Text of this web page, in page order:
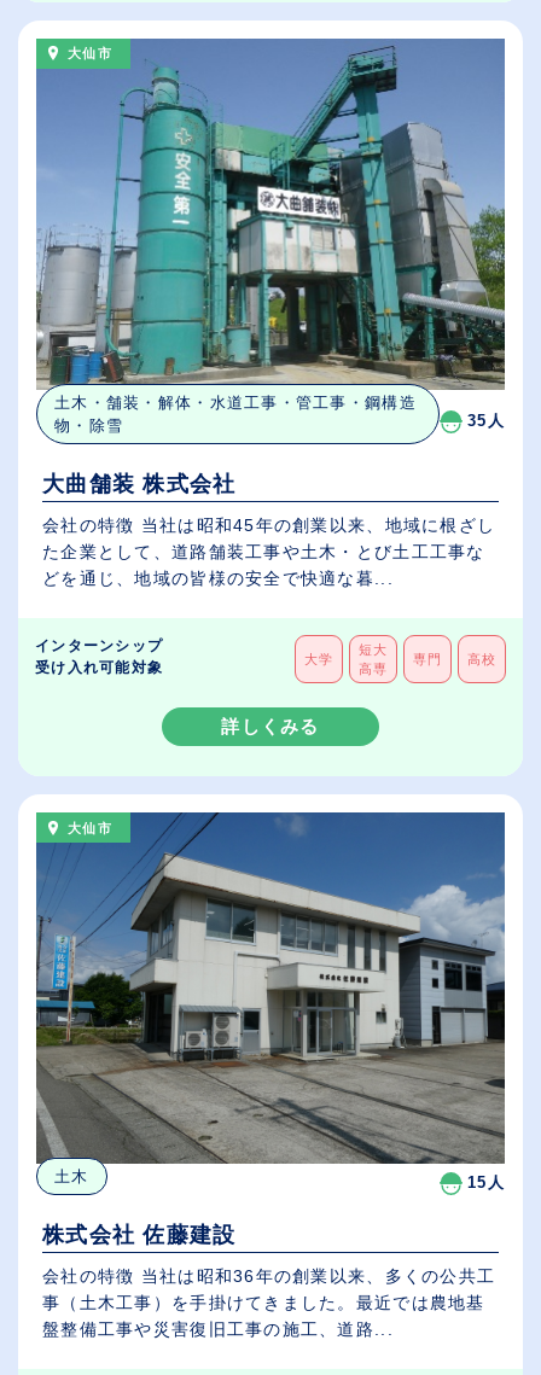
大仙市
土木・舗装・解体・水道工事・管工事・鋼構造
物・除雪
35人
大曲舗装 株式会社
会社の特徴 当社は昭和45年の創業以来、地域に根ざし
た企業として、道路舗装工事や土木・とび土工工事な
どを通じ、地域の皆様の安全で快適な暮...
インターンシップ
受け入れ可能対象
大学
短大
高専
専門 高校
詳しくみる
大仙市
土木 15人
株式会社 佐藤建設
会社の特徴 当社は昭和36年の創業以来、多くの公共工
事（土木工事）を手掛けてきました。最近では農地基
盤整備工事や災害復旧工事の施工、道路...